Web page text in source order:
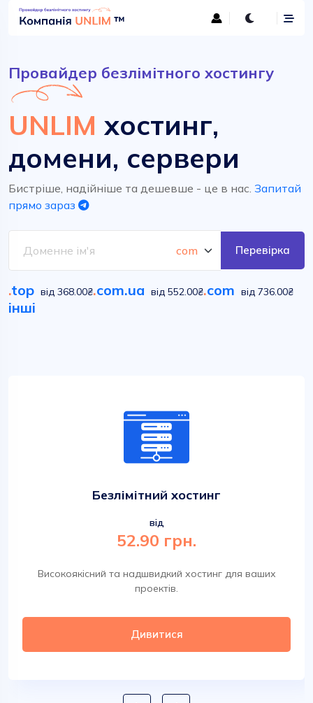
Провайдер безлімітного хостингу
UNLIM хостинг,
домени, сервери
Бистріше, надійніше та дешевше - це в нас. Запитай
прямо зараз
Перевірка
.top від 368.00₴.com.ua від 552.00₴.com від 736.00₴
інші
Безлімітний хостинг
від
52.90 грн.
Високоякісний та надшвидкий хостинг для ваших
проектів.
Дивитися